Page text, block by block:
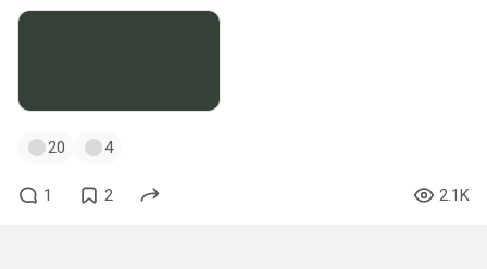
20 4
1 2 2.1K